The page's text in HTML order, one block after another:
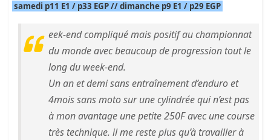
samedi p11 E1 / p33 EGP // dimanche p9 E1 / p29 EGP
eek-end compliqué mais positif au championnat
du monde avec beaucoup de progression tout le
long du week-end.
Un an et demi sans entraînement d’enduro et
4mois sans moto sur une cylindrée qui n’est pas
à mon avantage une petite 250F avec une course
très technique. il me reste plus qu’à travailler à